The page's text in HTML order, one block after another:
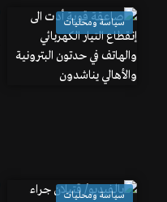
سياسة ومحليات
سياسة ومحليات